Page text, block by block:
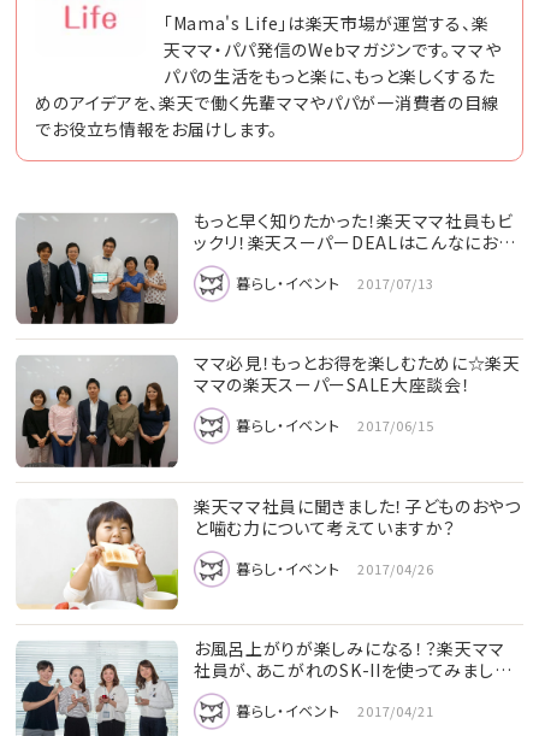
「Mama's Life」は楽天市場が運営する、楽
天ママ・パパ発信のWebマガジンです。ママや
パパの生活をもっと楽に、もっと楽しくするた
めのアイデアを、楽天で働く先輩ママやパパが一消費者の目線
でお役立ち情報をお届けします。
もっと早く知りたかった！楽天ママ社員もビ
ックリ！楽天スーパーDEALはこんなにお…
暮らし・イベント 2017/07/13
ママ必見！もっとお得を楽しむために☆楽天
ママの楽天スーパーSALE大座談会！
暮らし・イベント 2017/06/15
楽天ママ社員に聞きました！子どものおやつ
と噛む力について考えていますか？
暮らし・イベント 2017/04/26
お風呂上がりが楽しみになる！？楽天ママ
社員が、あこがれのSK-IIを使ってみまし…
暮らし・イベント 2017/04/21